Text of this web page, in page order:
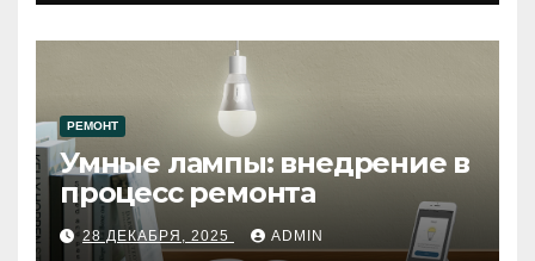
РЕМОНТ
Умные лампы: внедрение в
процесс ремонта
28 ДЕКАБРЯ, 2025 ADMIN